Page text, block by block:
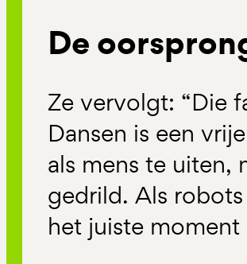
De
Ze vervolgt: “Die
Dansen is een
als mens te uiten,
gedrild. Als
het juiste